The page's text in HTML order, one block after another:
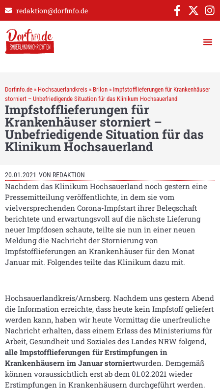
redaktion@dorfinfo.de
Dorfinfo.de » Hochsauerlandkreis » Brilon » Impfstofflieferungen für Krankenhäuser
storniert – Unbefriedigende Situation für das Klinikum Hochsauerland
Impfstofflieferungen für
Krankenhäuser storniert –
Unbefriedigende Situation für das
Klinikum Hochsauerland
20.01.2021 VON REDAKTION
Nachdem das Klinikum Hochsauerland noch gestern eine
Pressemitteilung veröffentlichte, in dem sie vom
vielversprechenden Corona-Impfstart ihrer Belegschaft
berichtete und erwartungsvoll auf die nächste Lieferung
neuer Impfdosen schaute, teilte sie nun in einer neuen
Meldung die Nachricht der Stornierung von
Impfstofflieferungen an Krankenhäuser für den Monat
Januar mit. Folgendes teilte das Klinikum dazu mit.
Hochsauerlandkreis/Arnsberg. Nachdem uns gestern Abend
die Information erreichte, dass heute kein Impfstoff geliefert
werden kann, haben wir heute Vormittag die unerfreuliche
Nachricht erhalten, dass einem Erlass des Ministeriums für
Arbeit, Gesundheit und Soziales des Landes NRW folgend,
alle Impstofflieferungen für Erstimpfungen in
Krankenhäusern im Januar storniertwurden. Demgemäß
können voraussichtlich erst ab dem 01.02.2021 wieder
Erstimpfungen in Krankenhäusern durchgeführt werden.